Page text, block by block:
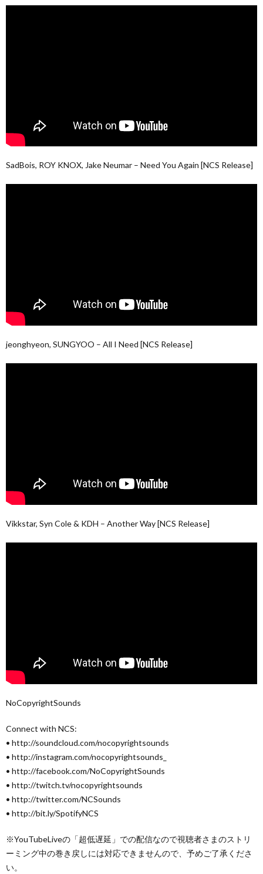
SadBois, ROY KNOX, Jake Neumar – Need You Again [NCS Release]
jeonghyeon, SUNGYOO – All I Need [NCS Release]
Vikkstar, Syn Cole & KDH – Another Way [NCS Release]
NoCopyrightSounds
Connect with NCS:
• http://soundcloud.com/nocopyrightsounds
• http://instagram.com/nocopyrightsounds_
• http://facebook.com/NoCopyrightSounds
• http://twitch.tv/nocopyrightsounds
• http://twitter.com/NCSounds
• http://bit.ly/SpotifyNCS
※YouTubeLiveの「超低遅延」での配信なので視聴者さまのストリ
ーミング中の巻き戻しには対応できませんので、予めご了承くださ
い。